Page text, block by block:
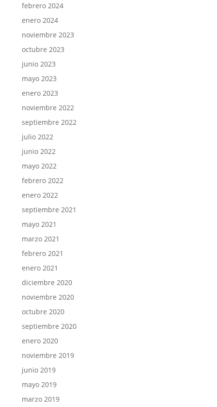
febrero 2024
enero 2024
noviembre 2023
octubre 2023
junio 2023
mayo 2023
enero 2023
noviembre 2022
septiembre 2022
julio 2022
junio 2022
mayo 2022
febrero 2022
enero 2022
septiembre 2021
mayo 2021
marzo 2021
febrero 2021
enero 2021
diciembre 2020
noviembre 2020
octubre 2020
septiembre 2020
enero 2020
noviembre 2019
junio 2019
mayo 2019
marzo 2019